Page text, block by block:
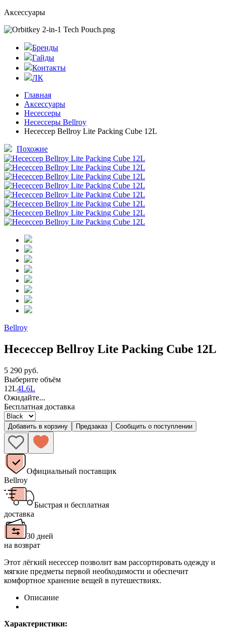
Аксессуары
Бренды
Гайды
Контакты
ЛК
Главная
Аксессуары
Несессеры
Несессеры Bellroy
Несессер Bellroy Lite Packing Cube 12L
Похожие
Bellroy
Несессер Bellroy Lite Packing Cube 12L
5 290 руб.
Выберите объём
12L4L6L
Ожидайте...
Бесплатная доставка
Добавить в корзину Предзаказ Сообщить о поступлении
Официальный поставщик
Bellroy
Быстрая и бесплатная
доставка
30 дней
на возврат
Этот лёгкий несессер позволит вам рассортировать одежду и
мягкие предметы первой необходимости и обеспечит
комфортное хранение вещей в путешествиях.
Описание
Характеристики: